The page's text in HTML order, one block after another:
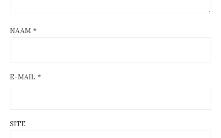
NAAM *
E-MAIL *
SITE